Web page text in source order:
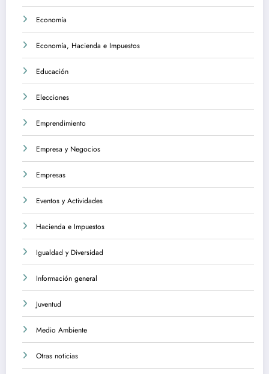
Economía
Economía, Hacienda e Impuestos
Educación
Elecciones
Emprendimiento
Empresa y Negocios
Empresas
Eventos y Actividades
Hacienda e Impuestos
Igualdad y Diversidad
Información general
Juventud
Medio Ambiente
Otras noticias